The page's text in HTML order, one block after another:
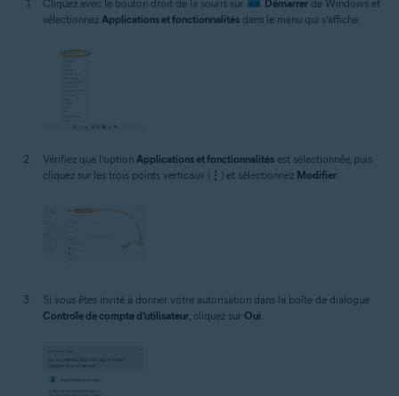
Cliquez avec le bouton droit de la souris sur Démarrer de Windows et
sélectionnez Applications et fonctionnalités dans le menu qui s’affiche.
Vérifiez que l’option Applications et fonctionnalités est sélectionnée, puis
cliquez sur les trois points verticaux ( ⋮ ) et sélectionnez Modifier.
Si vous êtes invité à donner votre autorisation dans la boîte de dialogue
Contrôle de compte d’utilisateur , cliquez sur Oui